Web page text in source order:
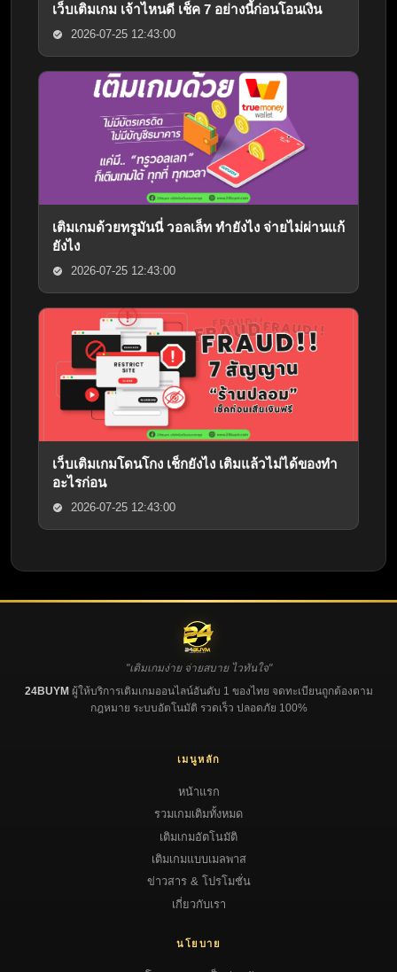
เว็บเติมเกม เจ้าไหนดี เช็ค 7 อย่างนี้ก่อนโอนเงิน
2026-07-25 12:43:00
เติมเกมด้วยทรูมันนี่ วอลเล็ท ทำยังไง จ่ายไม่ผ่านแก้
ยังไง
2026-07-25 12:43:00
เว็บเติมเกมโดนโกง เช็กยังไง เติมแล้วไม่ได้ของทำ
อะไรก่อน
2026-07-25 12:43:00
"เติมเกมง่าย จ่ายสบาย ไวทันใจ"
24BUYMผู้ให้บริการเติมเกมออนไลน์อันดับ 1 ของไทย จดทะเบียนถูกต้องตาม
กฎหมาย ระบบอัตโนมัติ รวดเร็ว ปลอดภัย 100%
เมนูหลัก
หน้าแรก
รวมเกมเติมทั้งหมด
เติมเกมอัตโนมัติ
เติมเกมแบบเมลพาส
ข่าวสาร & โปรโมชั่น
เกี่ยวกับเรา
นโยบาย